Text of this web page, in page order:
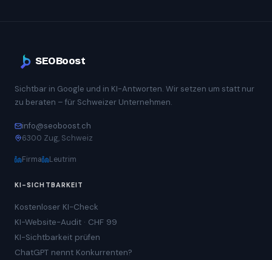
SEOBoost
Sichtbar in Google und in KI-Antworten. Wir setzen um statt nur
zu beraten – für Schweizer Unternehmen.
info@seoboost.ch
6300 Zug, Schweiz
Firma Leutrim
KI-SICHTBARKEIT
Kostenloser KI-Check
KI-Website-Audit · CHF 99
KI-Sichtbarkeit prüfen
ChatGPT nennt Konkurrenten?